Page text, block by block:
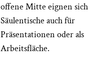
offene Mitte eignen sich
Säulentische auch für
Präsentationen oder als
Arbeitsfläche.